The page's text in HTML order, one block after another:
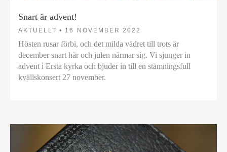
Snart är advent!
AKTUELLT • 16 NOVEMBER 2022
Hösten rusar förbi, och det milda vädret till trots är
december snart här och julen närmar sig. Vi sjunger in
advent i Ersta kyrka och bjuder in till en stämningsfull
kvällskonsert 27 november.